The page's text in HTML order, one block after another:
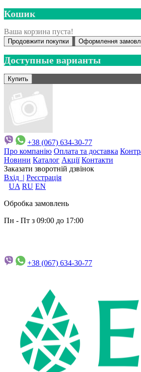
Кошик
Ваша корзина пуста!
Продовжити покупки Оформлення
Доступные варианты
+38 (067) 634-30-77
Про компанію Оплата та доставка
Новини Каталог Акції Контакти
Заказати зворотній дзвінок
Вхід | Реєстрація
UA RU EN
Обробка замовлень
Пн - Пт з 09:00 до 17:00
+38 (067) 634-30-77